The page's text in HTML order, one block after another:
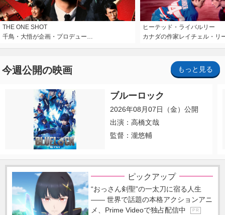
THE ONE SHOT
千鳥・大悟が企画・プロデュー…
ヒーテッド・ライバルリー
カナダの作家レイチェル・リ
今週公開の映画 もっと見る
ブルーロック
2026年08月07日（金）公開
出演：高橋文哉
監督：瀧悠輔
ピックアップ
“おっさん剣聖”の一太刀に宿る人生
―― 世界で話題の本格アクションアニ
メ、Prime Videoで独占配信中
P R